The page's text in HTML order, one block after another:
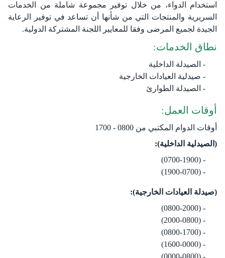
استخدام الدواء، من خلال توفير مجموعة شاملة من الخدمات
السريرية والمنتجات التي من شأنها أن تساعد في توفير الرعاية
الجيدة لجميع المرضى وفقا للمعايير اللجنة المشتركة الدولية.
نطاق الخدمات:
الصيدلة الداخلية
صيدلية العيادات الخارجية
الصيدلة الطوارئ
أوقات العمل:
أوقات الدوام المكتبي من 0800 - 1700
(الصيدلية الداخلية):
(0700-1900)
(1900-0700)
(صيدلة العيادات الخارجية):
(0800-2000)
(2000-0800)
(0800-1700)
(1600-0000)
(0000-0800)